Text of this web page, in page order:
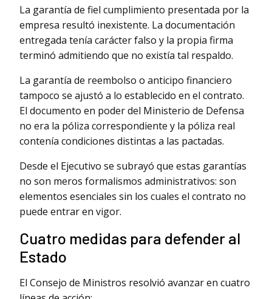
La garantía de fiel cumplimiento presentada por la
empresa resultó inexistente. La documentación
entregada tenía carácter falso y la propia firma
terminó admitiendo que no existía tal respaldo.
La garantía de reembolso o anticipo financiero
tampoco se ajustó a lo establecido en el contrato.
El documento en poder del Ministerio de Defensa
no era la póliza correspondiente y la póliza real
contenía condiciones distintas a las pactadas.
Desde el Ejecutivo se subrayó que estas garantías
no son meros formalismos administrativos: son
elementos esenciales sin los cuales el contrato no
puede entrar en vigor.
Cuatro medidas para defender al
Estado
El Consejo de Ministros resolvió avanzar en cuatro